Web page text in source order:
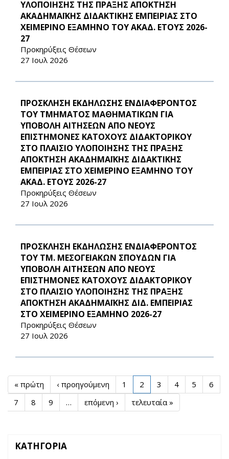
ΥΛΟΠΟΙΗΣΗΣ ΤΗΣ ΠΡΑΞΗΣ ΑΠΟΚΤΗΣΗ
ΑΚΑΔΗΜΑΪΚΗΣ ΔΙΔΑΚΤΙΚΗΣ ΕΜΠΕΙΡΙΑΣ ΣΤΟ
ΧΕΙΜΕΡΙΝΟ ΕΞΑΜΗΝΟ ΤΟΥ ΑΚΑΔ. ΕΤΟΥΣ 2026-
27
Προκηρύξεις Θέσεων
27 Ιουλ 2026
ΠΡΟΣΚΛΗΣΗ ΕΚΔΗΛΩΣΗΣ ΕΝΔΙΑΦΕΡΟΝΤΟΣ
ΤΟΥ ΤΜΗΜΑΤΟΣ ΜΑΘΗΜΑΤΙΚΩΝ ΓΙΑ
ΥΠΟΒΟΛΗ ΑΙΤΗΣΕΩΝ ΑΠΟ ΝΕΟΥΣ
ΕΠΙΣΤΗΜΟΝΕΣ ΚΑΤΟΧΟΥΣ ΔΙΔΑΚΤΟΡΙΚΟΥ
ΣΤΟ ΠΛΑΙΣΙΟ ΥΛΟΠΟΙΗΣΗΣ ΤΗΣ ΠΡΑΞΗΣ
ΑΠΟΚΤΗΣΗ ΑΚΑΔΗΜΑΪΚΗΣ ΔΙΔΑΚΤΙΚΗΣ
ΕΜΠΕΙΡΙΑΣ ΣΤΟ ΧΕΙΜΕΡΙΝΟ ΕΞΑΜΗΝΟ ΤΟΥ
ΑΚΑΔ. ΕΤΟΥΣ 2026-27
Προκηρύξεις Θέσεων
27 Ιουλ 2026
ΠΡΟΣΚΛΗΣΗ ΕΚΔΗΛΩΣΗΣ ΕΝΔΙΑΦΕΡΟΝΤΟΣ
ΤΟΥ ΤΜ. ΜΕΣΟΓΕΙΑΚΩΝ ΣΠΟΥΔΩΝ ΓΙΑ
ΥΠΟΒΟΛΗ ΑΙΤΗΣΕΩΝ ΑΠΟ ΝΕΟΥΣ
ΕΠΙΣΤΗΜΟΝΕΣ ΚΑΤΟΧΟΥΣ ΔΙΔΑΚΤΟΡΙΚΟΥ
ΣΤΟ ΠΛΑΙΣΙΟ ΥΛΟΠΟΙΗΣΗΣ ΤΗΣ ΠΡΑΞΗΣ
ΑΠΟΚΤΗΣΗ ΑΚΑΔΗΜΑΪΚΗΣ ΔΙΔ. ΕΜΠΕΙΡΙΑΣ
ΣΤΟ ΧΕΙΜΕΡΙΝΟ ΕΞΑΜΗΝΟ 2026-27
Προκηρύξεις Θέσεων
27 Ιουλ 2026
« πρώτη ‹ προηγούμενη 1 2 3 4 5
6
7
8 9 … επόμενη › τελευταία »
ΚΑΤΗΓΟΡΙΑ